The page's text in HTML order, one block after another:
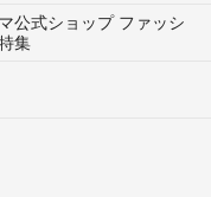
公式ショップ ファッシ
集